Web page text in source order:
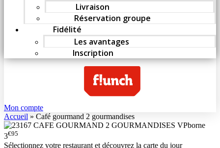
Livraison
Réservation groupe
Fidélité
Les avantages
Inscription
Mon compte
Accueil » Café gourmand 2 gourmandises
3€95
Sélectionnez votre restaurant et découvrez la carte du jour